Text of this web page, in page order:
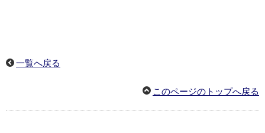
一覧へ戻る
このページのトップへ戻る